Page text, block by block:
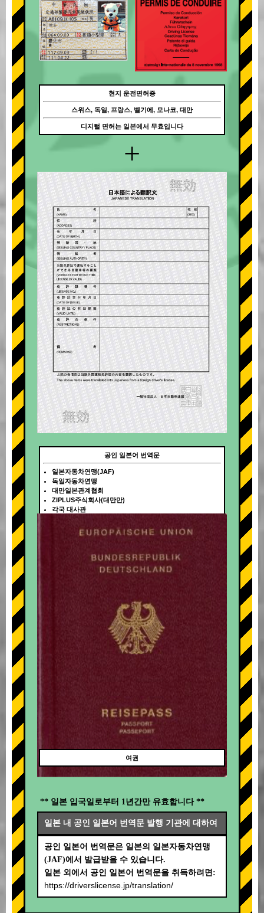
+
+
현지 운전면허증
스위스, 독일, 프랑스, 벨기에, 모나코, 대만
디지털 면허는 일본에서 무효입니다
공인 일본어 번역문
일본자동차연맹(JAF)
독일자동차연맹
대만일본관계협회
ZIPLUS주식회사(대만만)
각국 대사관
여권
** 일본 입국일로부터 1년간만 유효합니다 **
일본 내 공인 일본어 번역문 발행 기관에 대하여
공인 일본어 번역문은 일본의 일본자동차연맹
(JAF)에서 발급받을 수 있습니다.
일본 외에서 공인 일본어 번역문을 취득하려면:
https://driverslicense.jp/translation/